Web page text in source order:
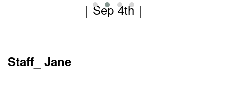
｜Sep 4th ｜
Staff_ Jane